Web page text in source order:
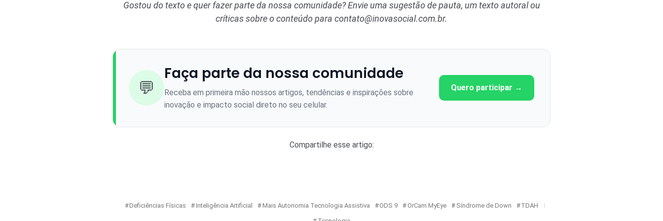
Gostou do texto e quer fazer parte da nossa comunidade? Envie uma sugestão de pauta, um texto autoral ou
críticas sobre o conteúdo para contato@inovasocial.com.br.
💬
Faça parte da nossa comunidade
Receba em primeira mão nossos artigos, tendências e inspirações sobre
inovação e impacto social direto no seu celular.
Quero participar →
Compartilhe esse artigo:
Deficiências Físicas Inteligência Artificial Mais Autonomia Tecnologia Assistiva ODS 9 OrCam MyEye Síndrome de Down TDAH